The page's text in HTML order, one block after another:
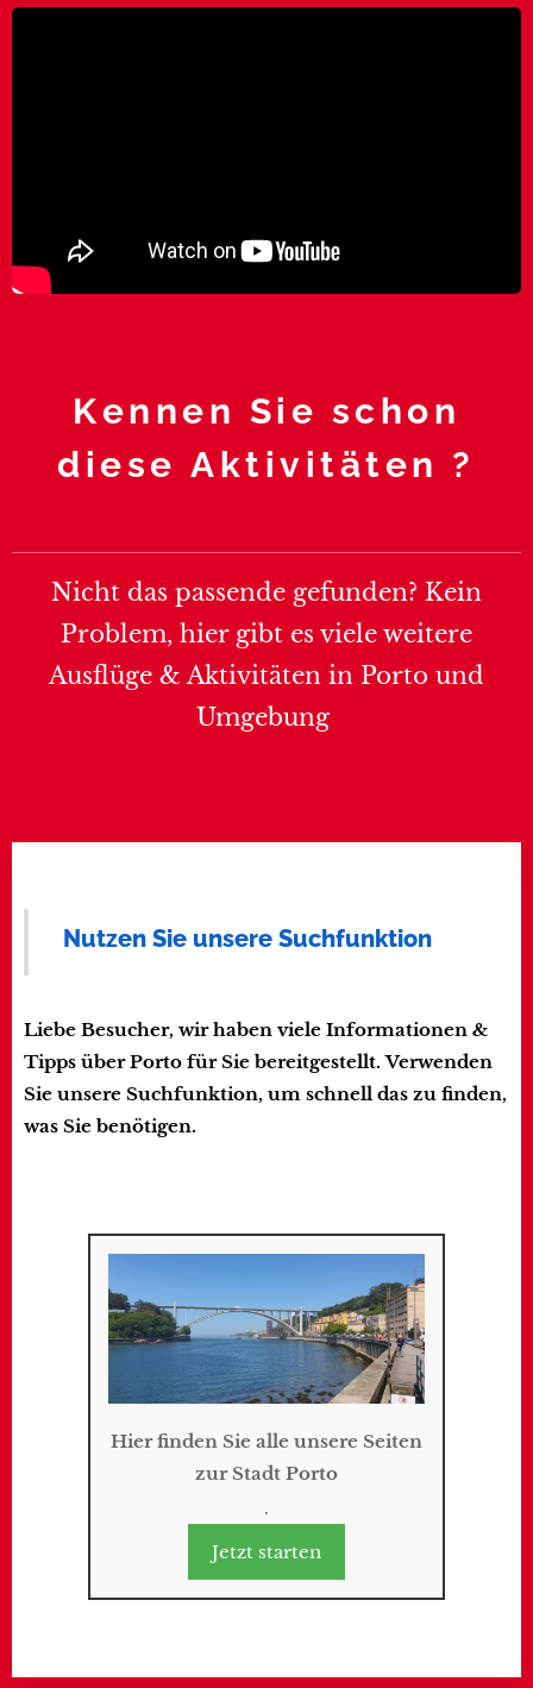
Kennen Sie schon
diese Aktivitäten ?
Nicht das passende gefunden? Kein
Problem, hier gibt es viele weitere
Ausflüge & Aktivitäten in Porto und
Umgebung
Nutzen Sie unsere Suchfunktion
Liebe Besucher, wir haben viele Informationen &
Tipps über Porto für Sie bereitgestellt.Verwenden
Sie unsere Suchfunktion, um schnell das zu finden,
was Sie benötigen.
Hier finden Sie alle unsere Seiten
zur Stadt Porto
.
Jetzt starten